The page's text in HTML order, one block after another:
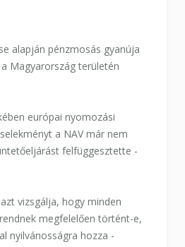
alapján pénzmosás gyanúja
Magyarország területén
európai nyomozási
a NAV már nem
felfüggesztette -
vizsgálja, hogy minden
megfelelően történt-e,
nyilvánosságra hozza -